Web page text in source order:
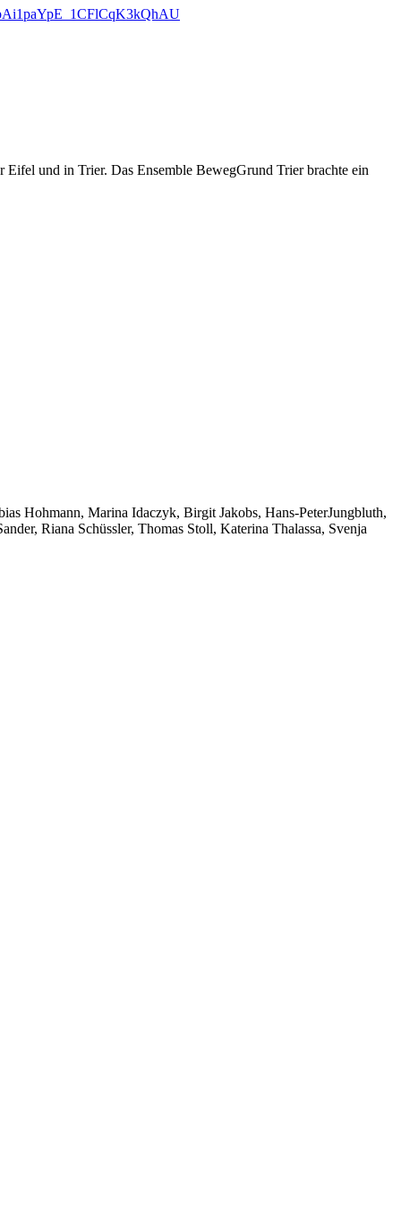
und in Trier. Das Ensemble BewegGrund Trier brachte ein
Hohmann, Marina Idaczyk, Birgit Jakobs, Hans-PeterJungbluth,
Riana Schüssler, Thomas Stoll, Katerina Thalassa, Svenja